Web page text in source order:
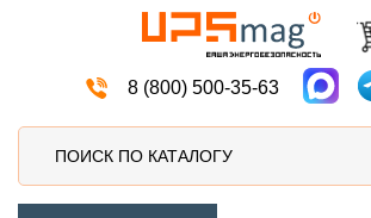
8 (800) 500-35-63
ПОИСК ПО КАТАЛОГУ
Источники бесперебойного питания